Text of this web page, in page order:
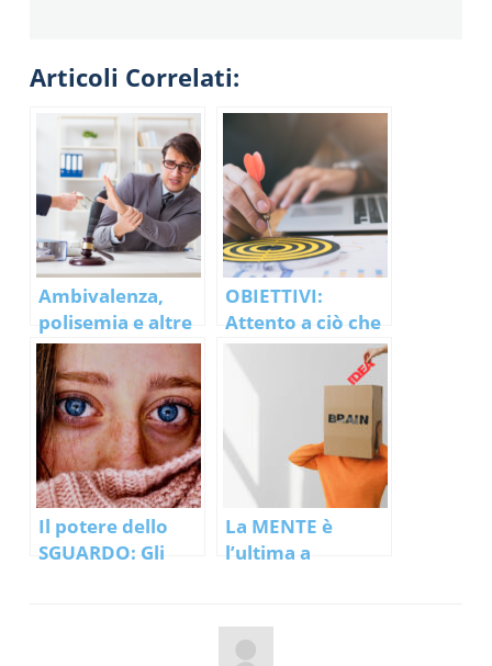
Articoli Correlati:
Ambivalenza,
polisemia e altre
cose bizzarre
della nostra
mente!
OBIETTIVI:
Attento a ciò che
desideri perché
può cambiarti
profondamente!
Il potere dello
SGUARDO: Gli
La MENTE è
l’ultima a